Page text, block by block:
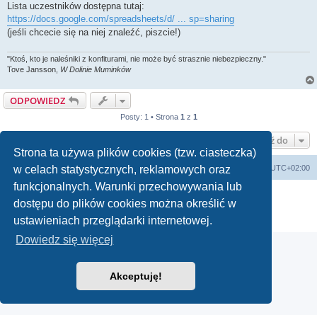
Strona ta używa plików cookies (tzw. ciasteczka)
w celach statystycznych, reklamowych oraz
funkcjonalnych. Warunki przechowywania lub
dostępu do plików cookies można określić w
ustawieniach przeglądarki internetowej.
Dowiedz się więcej
Akceptuję!
Lista uczestników dostępna tutaj:
https://docs.google.com/spreadsheets/d/ ... sp=sharing
(jeśli chcecie się na niej znaleźć, piszcie!)
"Ktoś, kto je naleśniki z konfiturami, nie może być strasznie niebezpieczny."
Tove Jansson, W Dolinie Muminków
ODPOWIEDZ
Posty: 1 • Strona 1 z 1
Przejdź do
arkadia.rpg.pl Forum Strefa czasowa UTC+02:00
Technologię dostarczaphpBB® Forum Software © phpBB Limited
Polski pakiet językowy dostarczaphpBB.pl
Zasady ochrony danych osobowych|Regulamin